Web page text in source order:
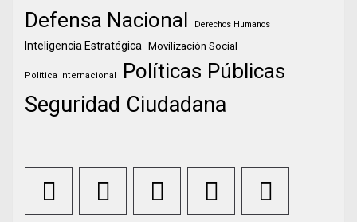
Defensa Nacional Derechos Humanos
Inteligencia Estratégica Movilización Social
Política Internacional Políticas Públicas
Seguridad Ciudadana